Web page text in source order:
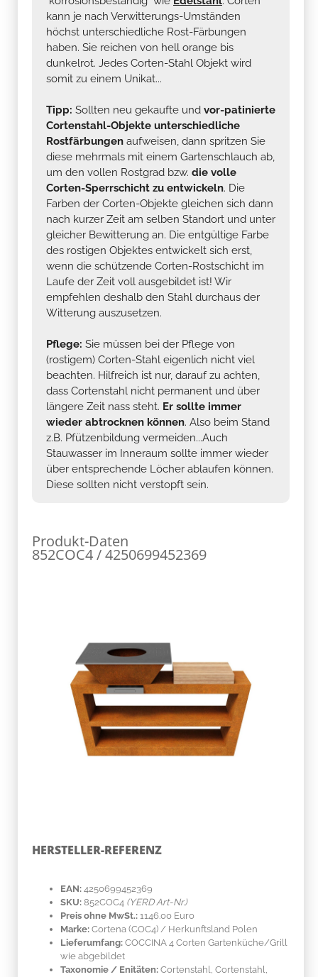
kann je nach Verwitterungs-Umständen
höchst unterschiedliche Rost-Färbungen
haben. Sie reichen von hell orange bis
dunkelrot. Jedes Corten-Stahl Objekt wird
somit zu einem Unikat...
Tipp: Sollten neu gekaufte und vor-patinierte
Cortenstahl-Objekte unterschiedliche
Rostfärbungen aufweisen, dann spritzen Sie
diese mehrmals mit einem Gartenschlauch ab,
um den vollen Rostgrad bzw. die volle
Corten-Sperrschicht zu entwickeln. Die
Farben der Corten-Objekte gleichen sich dann
nach kurzer Zeit am selben Standort und unter
gleicher Bewitterung an. Die entgültige Farbe
des rostigen Objektes entwickelt sich erst,
wenn die schützende Corten-Rostschicht im
Laufe der Zeit voll ausgebildet ist! Wir
empfehlen deshalb den Stahl durchaus der
Witterung auszusetzen.
Pflege: Sie müssen bei der Pflege von
(rostigem) Corten-Stahl eigenlich nicht viel
beachten. Hilfreich ist nur, darauf zu achten,
dass Cortenstahl nicht permanent und über
längere Zeit nass steht. Er sollte immer
wieder abtrocknen können. Also beim Stand
z.B. Pfützenbildung vermeiden...Auch
Stauwasser im Inneraum sollte immer wieder
über entsprechende Löcher ablaufen können.
Diese sollten nicht verstopft sein.
Produkt-Daten
852COC4 / 4250699452369
HERSTELLER-REFERENZ
EAN: 4250699452369
SKU: 852COC4 (YERD Art-Nr.)
Preis ohne MwSt.: 1146.00 Euro
Marke: Cortena (COC4) / Herkunftsland Polen
Lieferumfang: COCCINA 4 Corten Gartenküche/Grill
wie abgebildet
Taxonomie / Enitäten: Cortenstahl, Cortenstahl,